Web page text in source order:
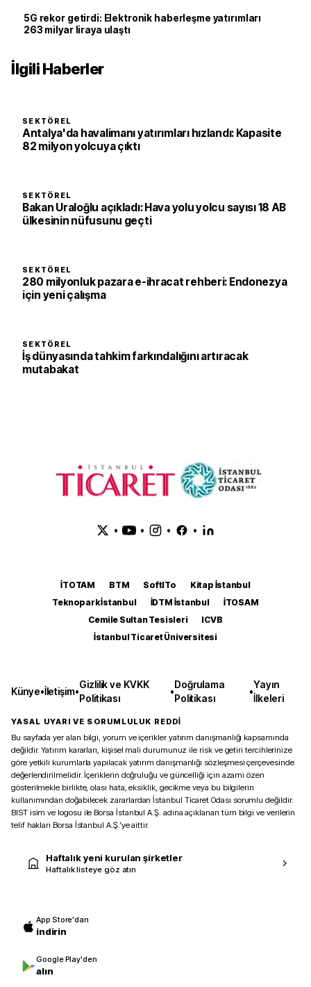
5G rekor getirdi: Elektronik haberleşme yatırımları
263 milyar liraya ulaştı
İlgili Haberler
SEKTÖREL
Antalya'da havalimanı yatırımları hızlandı: Kapasite
82 milyon yolcuya çıktı
SEKTÖREL
Bakan Uraloğlu açıkladı: Hava yolu yolcu sayısı 18 AB
ülkesinin nüfusunu geçti
SEKTÖREL
280 milyonluk pazara e-ihracat rehberi: Endonezya
için yeni çalışma
SEKTÖREL
İş dünyasında tahkim farkındalığını artıracak
mutabakat
• • • •
İTOTAM BTM SoftITo
Kitap İstanbul
Teknopark İstanbul
İDTM İstanbul
İTOSAM
Cemile Sultan Tesisleri
ICVB
İstanbul Ticaret Üniversitesi
Künye•İletişim•
Gizlilik ve KVKK
Politikası
•
Doğrulama
Politikası
•
Yayın
İlkeleri
YASAL UYARI VE SORUMLULUK REDDİ
Bu sayfada yer alan bilgi, yorum ve içerikler yatırım danışmanlığı kapsamında
değildir. Yatırım kararları, kişisel mali durumunuz ile risk ve getiri tercihlerinize
göre yetkili kurumlarla yapılacak yatırım danışmanlığı sözleşmesi çerçevesinde
değerlendirilmelidir. İçeriklerin doğruluğu ve güncelliği için azami özen
gösterilmekle birlikte, olası hata, eksiklik, gecikme veya bu bilgilerin
kullanımından doğabilecek zararlardan İstanbul Ticaret Odası sorumlu değildir.
BIST isim ve logosu ile Borsa İstanbul A.Ş. adına açıklanan tüm bilgi ve verilerin
telif hakları Borsa İstanbul A.Ş.’ye aittir.
Haftalık yeni kurulan şirketler
Haftalık listeye göz atın
App Store'dan
indirin
Google Play'den
alın